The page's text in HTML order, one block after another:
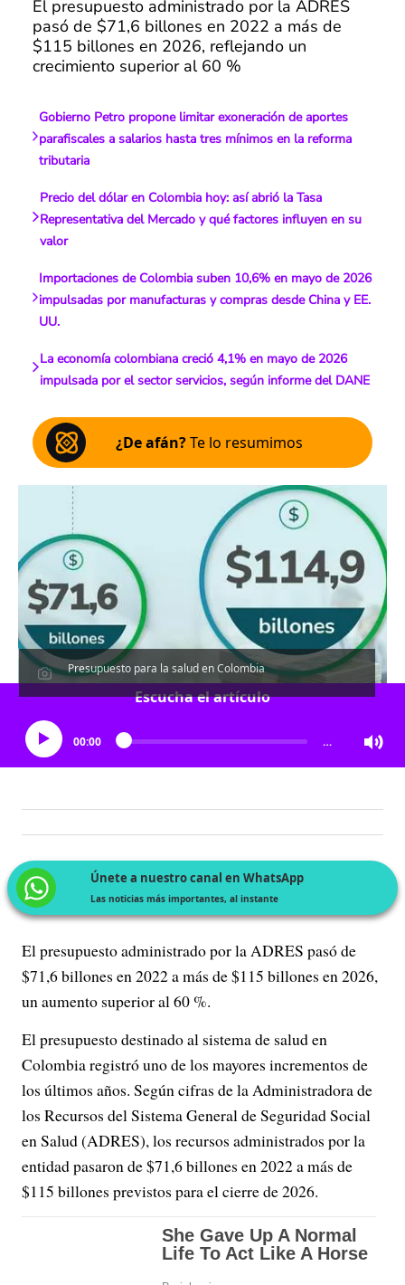
El presupuesto administrado por la ADRES
pasó de $71,6 billones en 2022 a más de
$115 billones en 2026, reflejando un
crecimiento superior al 60 %
Gobierno Petro propone limitar exoneración de aportes
parafiscales a salarios hasta tres mínimos en la reforma
tributaria
Precio del dólar en Colombia hoy: así abrió la Tasa
Representativa del Mercado y qué factores influyen en su
valor
Importaciones de Colombia suben 10,6% en mayo de 2026
impulsadas por manufacturas y compras desde China y EE.
UU.
La economía colombiana creció 4,1% en mayo de 2026
impulsada por el sector servicios, según informe del DANE
¿De afán?Te lo resumimos
Presupuesto para la salud en Colombia
Escucha el artículo
00:00 …
Únete a nuestro canal en WhatsApp
Las noticias más importantes, al instante
El presupuesto administrado por la ADRES pasó de
$71,6 billones en 2022 a más de $115 billones en 2026,
un aumento superior al 60 %.
El presupuesto destinado al sistema de salud en
Colombia registró uno de los mayores incrementos de
los últimos años. Según cifras de la Administradora de
los Recursos del Sistema General de Seguridad Social
en Salud (ADRES), los recursos administrados por la
entidad pasaron de $71,6 billones en 2022 a más de
$115 billones previstos para el cierre de 2026.